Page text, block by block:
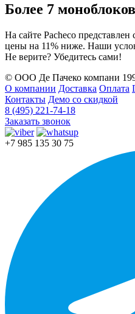
Более 7
На сайте Pacheco
цены на 11% ниже. Наши
Не верите? Убедитесь сами!
© ООО Де Пачеко компани
О компании Доставка Оплата
Контакты Демо со скидкой
8 (495) 221-74-18
Заказать звонок
+7 985 135 30 75